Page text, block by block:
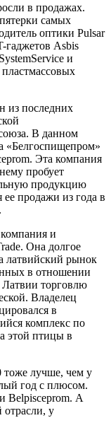
в продажах.
самых
оптики Pulsar
гаджетов Asbis
и
из последних
В данном
«Белгоспищепром»
Эта компания
пробует
продукцию
продажи из года в
и
Она долгое
латвийский рынок
в отношении
Латвии торговлю
Владелец
в
комплекс по
этой птицы в
тоже лучше, чем у
год с плюсом.
Belpisceprom. А
отрасли, у